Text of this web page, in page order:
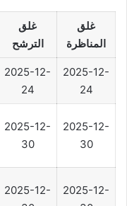
غلق
الترشح
غلق
المناظرة
2025-12-
24
2025-12-
24
2025-12-
30
2025-12-
30
2025-12-
2025-12-